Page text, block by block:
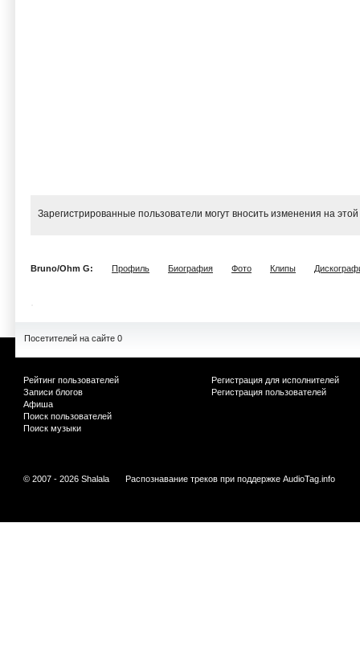
Зарегистрированные пользователи могут вносить изменения на
Bruno/Ohm G: Профиль Биография Фото Клипы
Посетителей на сайте 0
Рейтинг пользователей
Записи блогов
Афиша
Поиск пользователей
Поиск музыки
Регистрация для исполнителей
Регистрация пользователей
© 2007 - 2026 Shalala Распознавание треков при поддержке AudioTag.info